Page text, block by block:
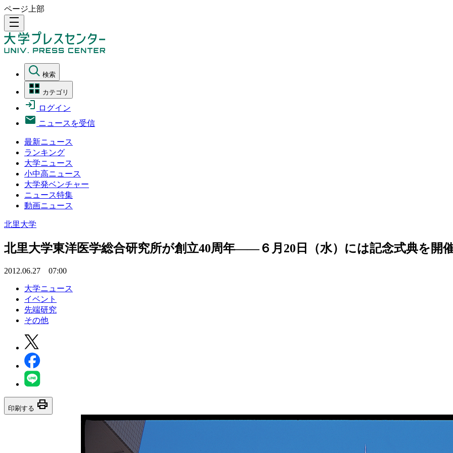
ページ上部
density_medium
検索
カテゴリ
ログイン
ニュースを受信
最新ニュース
ランキング
大学ニュース
小中高ニュース
大学発ベンチャー
ニュース特集
動画ニュース
北里大学
北里大学東洋医学総合研究所が創立40周年――６月20日（水）には記念式典を開
2012.06.27 07:00
大学ニュース
イベント
先端研究
その他
印刷する print